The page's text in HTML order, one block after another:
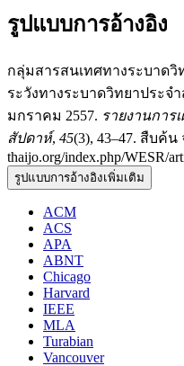
รูปแบบการอ้างอิง
กลุ่มสารสนเทศทางระบาดวิ
ระวังทางระบาดวิทยาประจ
มกราคม 2557. รายงานการ
สัปดาห์, 45(3), 43–47. สืบค้น
thaijo.org/index.php/WESR/
รูปแบบการอ้างอิงเพิ่มเติม
ACM
ACS
APA
ABNT
Chicago
Harvard
IEEE
MLA
Turabian
Vancouver